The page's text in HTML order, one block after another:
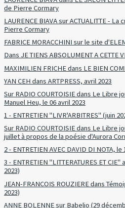
de Pierre Cormary
LAURENCE BIAVA sur ACTUALITTE -
Pierre Cormary
FABRICE MORACCHINI sur le site
Dans JE TIENS ABSOLUMENT A CETTE
MAXIMILIEN FRICHE dans LE BIEN
YAN CEH dans ARTPRESS, avril 2023
Sur RADIO COURTOISIE dans Le Libre
Manuel Heu, le 06 avril 2023
1 - ENTRETIEN "LIVR'ARBITRES" (juin
Sur RADIO COURTOISIE dans Le Libre
juillet à propos de la poésie d'Aurora
2 - ENTRETIEN AVEC DAVID DI NOTA,
3 - ENTRETIEN "LITTERATURES ET
2023)
JEAN-FRANCOIS ROUZIERE dans
2023)
ANNE BOLENNE sur Babelio (29